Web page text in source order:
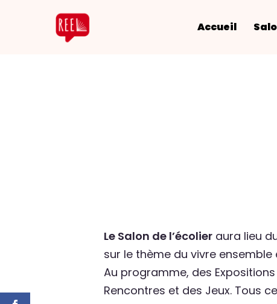
Accueil
Le Salon de l’écolier aura lieu
sur le thème du vivre
Au programme, des
Rencontres et des Jeux. Tous